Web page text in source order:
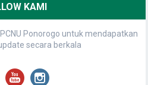
KAMI
Ponorogo untuk mendapatkan
secara berkala